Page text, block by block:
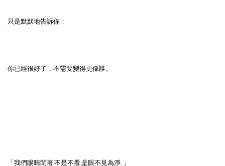
只是默默地告訴你：
你已經很好了，不需要變得更像誰。
「我們眼睛閉著,不是不看,是眼不見為淨. 」